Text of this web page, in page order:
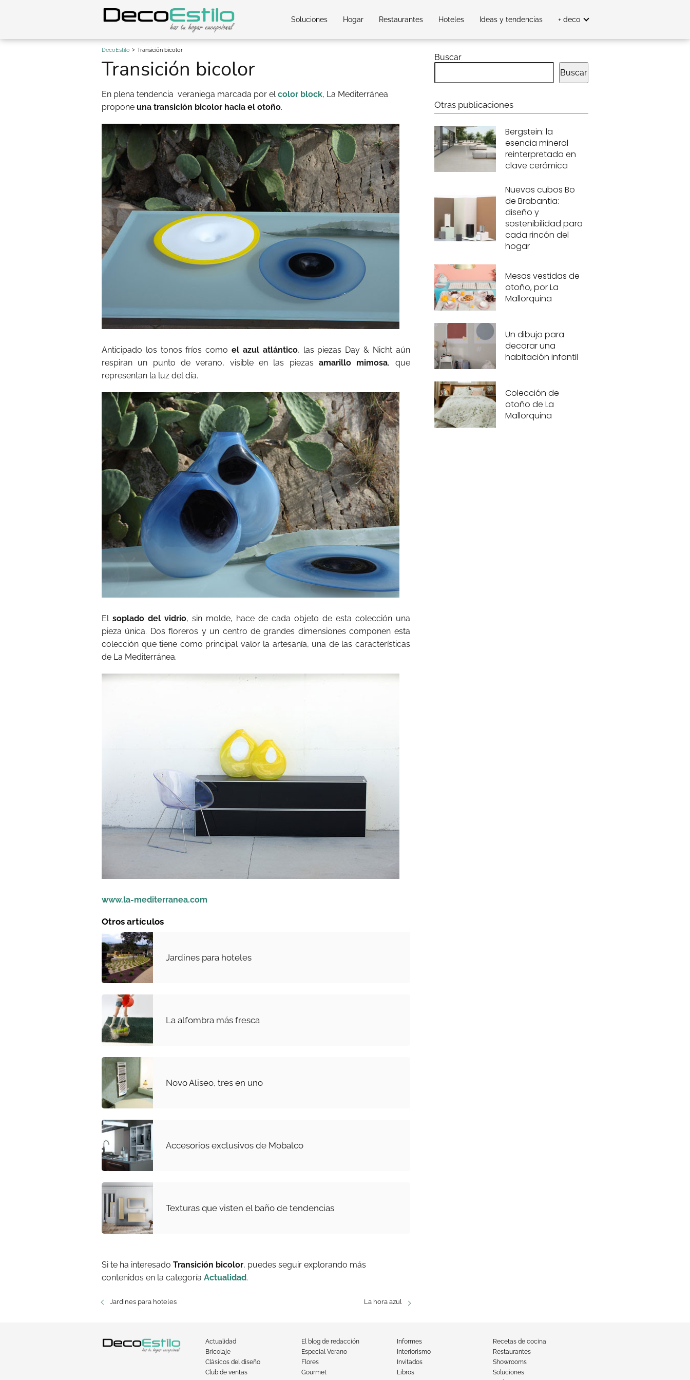
Soluciones Hogar Restaurantes Hoteles Ideas y tendencias + deco
DecoEstilo Transición bicolor
Transición bicolor
En plena tendencia veraniega marcada por el color block, La Mediterránea
propone una transición bicolor hacia el otoño.
Anticipado los tonos fríos como el azul atlántico, las piezas Day & Nicht aún
respiran un punto de verano, visible en las piezas amarillo mimosa, que
representan la luz del día.
El soplado del vidrio, sin molde, hace de cada objeto de esta colección una
pieza única. Dos floreros y un centro de grandes dimensiones componen esta
colección que tiene como principal valor la artesanía, una de las características
de La Mediterránea.
www.la-mediterranea.com
Otros artículos
Jardines para hoteles
La alfombra más fresca
Novo Aliseo, tres en uno
Accesorios exclusivos de Mobalco
Texturas que visten el baño de tendencias
Si te ha interesado Transición bicolor, puedes seguir explorando más
contenidos en la categoría Actualidad.
Jardines para hoteles La hora azul
Buscar
Buscar
Otras publicaciones
Bergstein: la
esencia mineral
reinterpretada en
clave cerámica
Nuevos cubos Bo
de Brabantia:
diseño y
sostenibilidad para
cada rincón del
hogar
Mesas vestidas de
otoño, por La
Mallorquina
Un dibujo para
decorar una
habitación infantil
Colección de
otoño de La
Mallorquina
Actualidad
Bricolaje
Clásicos del diseño
Club de ventas
El blog de redacción
Especial Verano
Flores
Gourmet
Informes
Interiorismo
Invitados
Libros
Recetas de cocina
Restaurantes
Showrooms
Soluciones